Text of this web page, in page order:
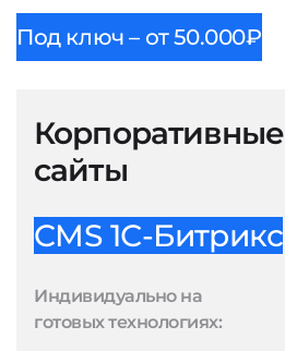
Под ключ – от 50.000₽
Корпоративные
сайты
CMS 1С-Битрикс
Индивидуально на
готовых технологиях: